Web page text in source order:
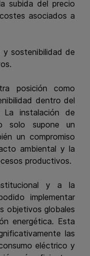
subida del precio
asociados a
sostenibilidad de
posición como
dentro del
La instalación de
solo supone un
un compromiso
ambiental y la
productivos.
y a la
implementar
objetivos globales
energética. Esta
las
eléctrico y